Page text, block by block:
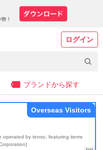
ログイン
ブランドから探す
operated by tenso, featuring items
Overseas Visitors